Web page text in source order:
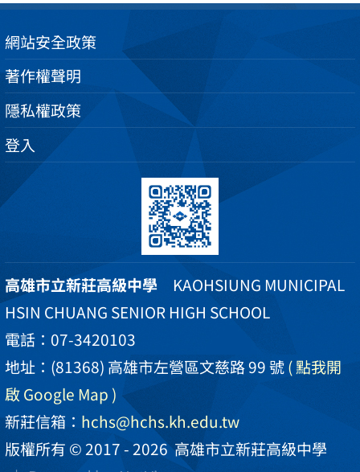
網站安全政策
著作權聲明
隱私權政策
登入
高雄市立新莊高級中學 KAOHSIUNG MUNICIPAL
HSIN CHUANG SENIOR HIGH SCHOOL
電話：07-3420103
地址：(81368) 高雄市左營區文慈路 99 號( 點我開
啟 Google Map )
新莊信箱： hchs@hchs.kh.edu.tw
版權所有 © 2017 - 2026高雄市立新莊高級中學